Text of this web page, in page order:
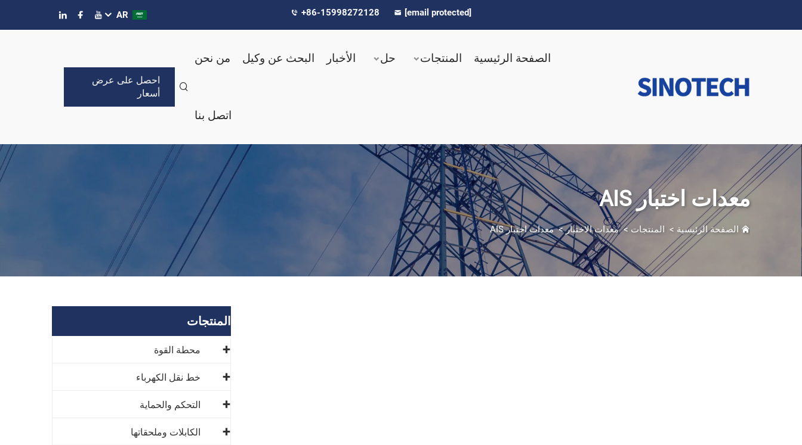
+86-15998272128 [email protected]
AR
الصفحة الرئيسية المنتجات حل الأخبار البحث عن وكيل من نحن
اتصل بنا
احصل على عرض
أسعار
معدات اختبار AIS
الصفحة الرئيسية > المنتجات >معدات الاختبار>معدات اختبار AIS
المنتجات
محطة القوة
خط نقل الكهرباء
التحكم والحماية
الكابلات وملحقاتها